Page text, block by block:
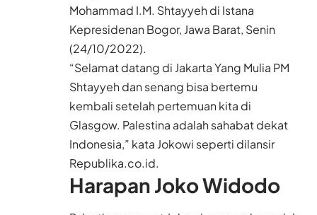
Mohammad I.M. Shtayyeh di Istana
KepresidenanBogor, Jawa Barat, Senin
(24/10/2022).
“Selamat datang di Jakarta Yang Mulia PM
Shtayyeh dan senang bisa bertemu
kembali setelah pertemuan kita di
Glasgow. Palestina adalah sahabat dekat
Indonesia,” kata Jokowi seperti dilansir
Republika.co.id.
Harapan Joko Widodo